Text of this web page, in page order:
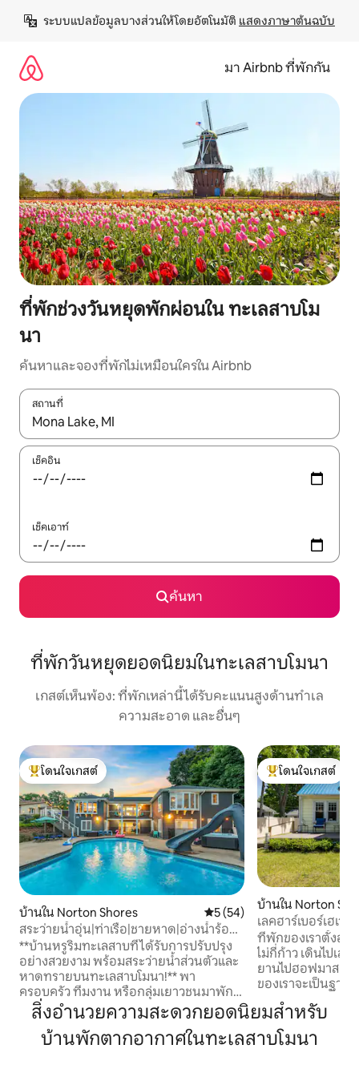
เนื้อหา
ระบบแปลข้อมูลบางส่วนให้โดยอัตโนมัติ แสดงภาษาต้นฉบับ
มา Airbnb ที่พักกัน
ที่พักช่วงวันหยุดพักผ่อนใน ทะเลสาบโม
นา
ค้นหาและจองที่พักไม่เหมือนใครใน Airbnb
สถานที่
ใช้ลูกศรขึ้นลง หรือใช้การสัมผัสหรือปัด เพื่อสำรวจผลการค้นหา
เช็คอิน
เช็คเอาท์
ค้นหา
ที่พักวันหยุดยอดนิยมในทะเลสาบโมนา
เกสต์เห็นพ้อง: ที่พักเหล่านี้ได้รับคะแนนสูงด้านทำเล
ความสะอาด และอื่นๆ
โดนใจเกสต์ที่สุด
โดนใจเกสต์
บ้านใน Norton Shores คะแนนเฉลี่ย 5 จาก 5, 54 รีวิว
5 (54)
สระว่ายน้ำอุ่น|ท่าเรือ|ชายหาด|อ่างน้ำร้อน|
อาร์เคด|กองก่อไฟ
**บ้านหรูริมทะเลสาบที่ได้รับการปรับปรุง
อย่างสวยงาม พร้อมสระว่ายน้ำส่วนตัวและ
หาดทรายบนทะเลสาบโมนา!** พา
ครอบครัว ทีมงาน หรือกลุ่มเยาวชนมาพัก
ผ่อนในช่วงฤดูร้อนหรือฤดูใบไม้ร่วง!! *ห้อง
พักตามธีมพร้อมเตียงสำหรับ 19 คน 😴
*Mona Lakefront พร้อมทางเดินไปยัง
โดนใจเกสต์ที่สุด
โดนใจเกสต์
บ้านใน Norton
เลคฮาร์เบอร์เฮเวน
ที่พักของเราตั้งอยู่
ไม่กี่ก้าว เดินไปเล
ยานไปฮอฟมาสเต
ของเราจะเป็นฐา
การรวมตัว หรือก
ในมิชิแกนตะวันตก
นอน 2 ห้องน้ำ ห้อ
นั่งเล่นที่สะดวกสบ
สิ่งอำนวยความสะดวกยอดนิยมสำหรับ
บ้านพักตากอากาศในทะเลสาบโมนา